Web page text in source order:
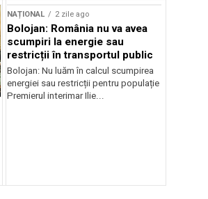
NAȚIONAL 2 zile ago
Bolojan: România nu va avea
scumpiri la energie sau
restricții în transportul public
Bolojan: Nu luăm în calcul scumpirea
energiei sau restricții pentru populație
Premierul interimar Ilie...